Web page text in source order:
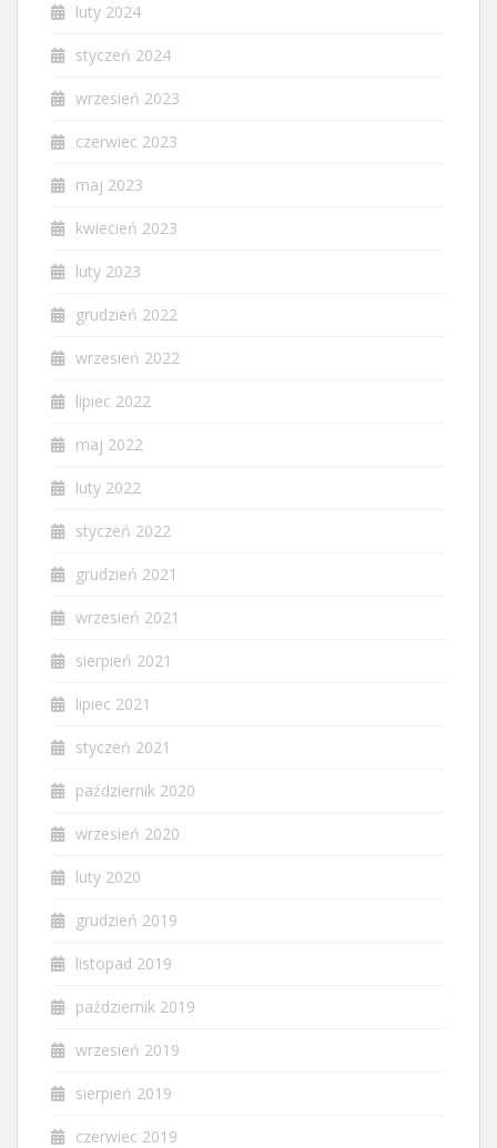
luty 2024
styczeń 2024
wrzesień 2023
czerwiec 2023
maj 2023
kwiecień 2023
luty 2023
grudzień 2022
wrzesień 2022
lipiec 2022
maj 2022
luty 2022
styczeń 2022
grudzień 2021
wrzesień 2021
sierpień 2021
lipiec 2021
styczeń 2021
październik 2020
wrzesień 2020
luty 2020
grudzień 2019
listopad 2019
październik 2019
wrzesień 2019
sierpień 2019
czerwiec 2019